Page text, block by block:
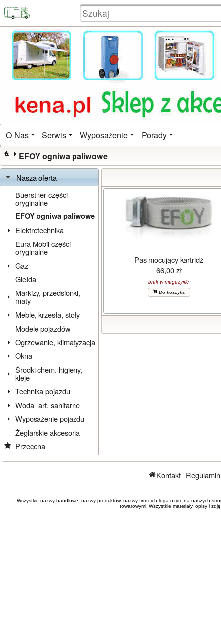
O Nas Serwis Wyposażenie Porady
EFOY ogniwa paliwowe
Nasza oferta
Buerstner części
oryginalne
EFOY ogniwa paliwowe
Elektrotechnika
Eura Mobil części
oryginalne
Gaz
Giełda
Markizy, przedsionki,
maty
Meble, krzesła, stoły
Modele pojazdów
Ogrzewanie, klimatyzacja
Okna
Środki chem. higieny,
kleje
Technika pojazdu
Woda- art. sanitarne
Wyposażenie pojazdu
Żeglarskie akcesoria
Przecena
Pas mocujący kartridż
66,00 zł
brak w magazynie
Do koszyka
Kontakt
Wszystkie nazwy handlowe, nazwy produktów, nazwy firm i ich loga użyte na naszych
towarowymi. Wszystkie materiały, opisy i